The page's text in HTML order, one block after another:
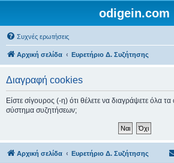
odigein.com
Συχνές ερωτήσεις
Αρχική σελίδα Ευρετήριο Δ. Συζήτησης
Διαγραφή cookies
Είστε σίγουρος (-η) ότι θέλετε να διαγράψετε όλα
σύστημα συζητήσεων;
Αρχική σελίδα Ευρετήριο Δ. Συζήτησης